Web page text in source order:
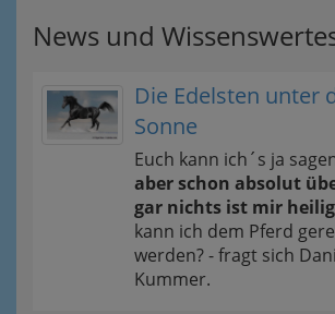
News und
Die Edelsten unter
Sonne
Euch kann ich´s ja
aber schon absolut
gar nichts ist mir
kann ich dem Pferd
werden? - fragt sich
Kummer.